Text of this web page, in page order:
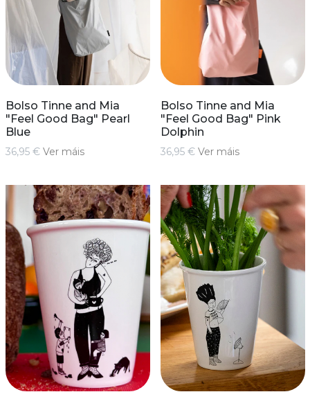
Bolso Tinne and Mia
"Feel Good Bag" Pearl
Blue
36,95 € Ver máis
Bolso Tinne and Mia
"Feel Good Bag" Pink
Dolphin
36,95 € Ver máis